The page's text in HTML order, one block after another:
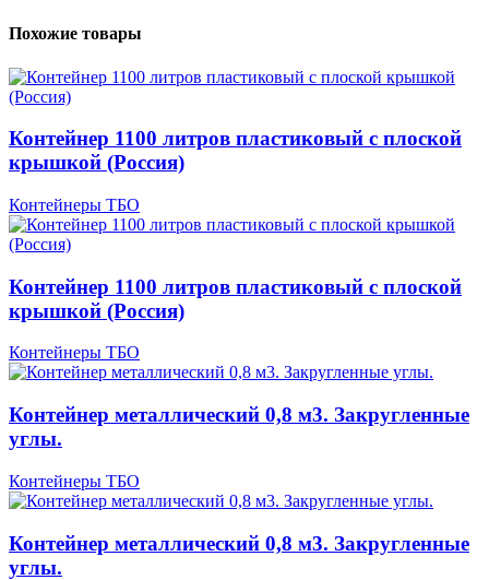
Похожие товары
Контейнер 1100 литров пластиковый с плоской
крышкой (Россия)
Контейнеры ТБО
Контейнер 1100 литров пластиковый с плоской
крышкой (Россия)
Контейнеры ТБО
Контейнер металлический 0,8 м3. Закругленные
углы.
Контейнеры ТБО
Контейнер металлический 0,8 м3. Закругленные
углы.